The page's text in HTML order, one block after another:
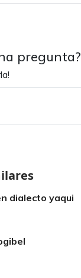
pregunta?
dialecto yaqui